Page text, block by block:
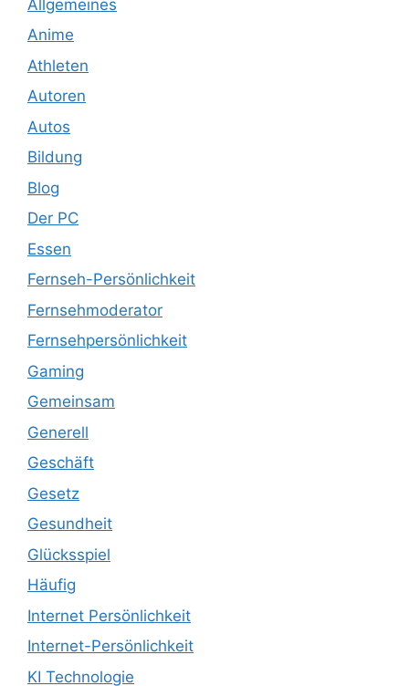
Allgemeines
Anime
Athleten
Autoren
Autos
Bildung
Blog
Der PC
Essen
Fernseh-Persönlichkeit
Fernsehmoderator
Fernsehpersönlichkeit
Gaming
Gemeinsam
Generell
Geschäft
Gesetz
Gesundheit
Glücksspiel
Häufig
Internet Persönlichkeit
Internet-Persönlichkeit
KI Technologie